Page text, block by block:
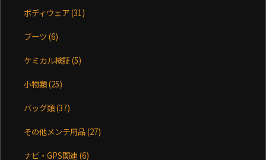
ボディウェア(31)
ブーツ(6)
ケミカル検証(5)
小物類(25)
バッグ類(37)
その他メンテ用品(27)
ナビ・GPS関連(6)